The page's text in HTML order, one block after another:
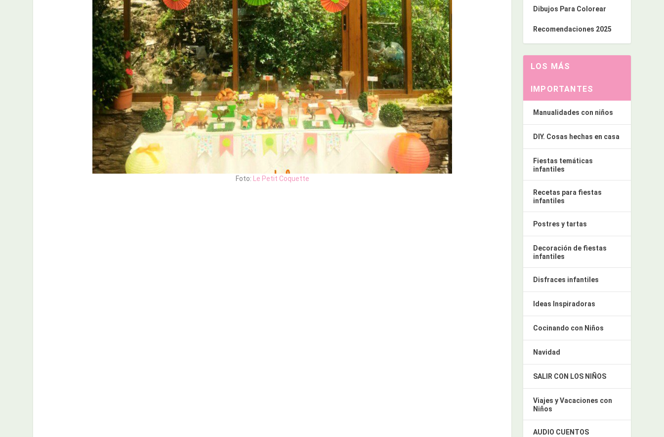
Foto: Le Petit Coquette
Dibujos Para Colorear
Recomendaciones 2025
LOS MÁS
IMPORTANTES
Manualidades con niños
DIY. Cosas hechas en casa
Fiestas temáticas
infantiles
Recetas para fiestas
infantiles
Postres y tartas
Decoración de fiestas
infantiles
Disfraces infantiles
Ideas Inspiradoras
Cocinando con Niños
Navidad
SALIR CON LOS NIÑOS
Viajes y Vacaciones con
Niños
AUDIO CUENTOS